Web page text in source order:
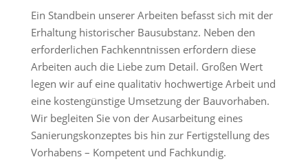
Ein Standbein unserer Arbeiten befasst sich mit der
Erhaltung historischer Bausubstanz. Neben den
erforderlichen Fachkenntnissen erfordern diese
Arbeiten auch die Liebe zum Detail. Großen Wert
legen wir auf eine qualitativ hochwertige Arbeit und
eine kostengünstige Umsetzung der Bauvorhaben.
Wir begleiten Sie von der Ausarbeitung eines
Sanierungskonzeptes bis hin zur Fertigstellung des
Vorhabens – Kompetent und Fachkundig.